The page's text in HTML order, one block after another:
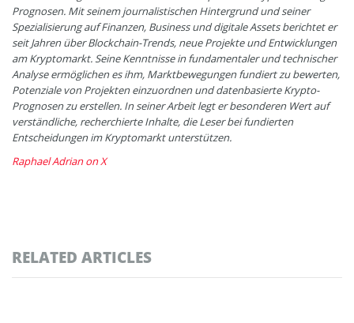
Prognosen. Mit seinem journalistischen Hintergrund und seiner
Spezialisierung auf Finanzen, Business und digitale Assets berichtet er
seit Jahren über Blockchain-Trends, neue Projekte und Entwicklungen
am Kryptomarkt. Seine Kenntnisse in fundamentaler und technischer
Analyse ermöglichen es ihm, Marktbewegungen fundiert zu bewerten,
Potenziale von Projekten einzuordnen und datenbasierte Krypto-
Prognosen zu erstellen. In seiner Arbeit legt er besonderen Wert auf
verständliche, recherchierte Inhalte, die Leser bei fundierten
Entscheidungen im Kryptomarkt unterstützen.
Raphael Adrian on X
RELATED ARTICLES